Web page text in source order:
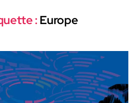
Numerique
:Europe